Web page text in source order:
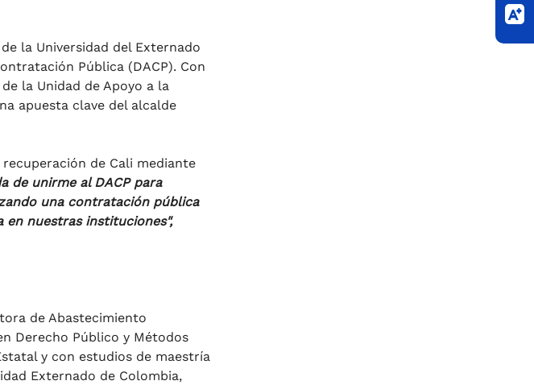
la Universidad del Externado
Pública (DACP). Con
la Unidad de Apoyo a la
apuesta clave del alcalde
de Cali mediante
de unirme al DACP para
una contratación pública
nuestras instituciones",
de Abastecimiento
Derecho Público y Métodos
y con estudios de maestría
Externado de Colombia,